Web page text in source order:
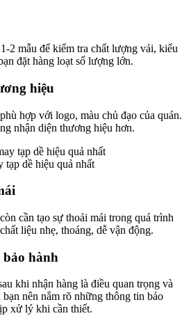
2 mẫu để kiểm tra chất lượng vải, kiểu
đặt hàng loạt số lượng lớn.
hiệu
hợp với logo, màu chủ đạo của quán.
nhận diện thương hiệu hơn.
tạp dề hiệu quả nhất
cần tạo sự thoải mái trong quá trình
liệu nhẹ, thoáng, dễ vận động.
bảo hành
khi nhận hàng là điều quan trọng và
nên nắm rõ những thông tin bảo
xử lý khi cần thiết.